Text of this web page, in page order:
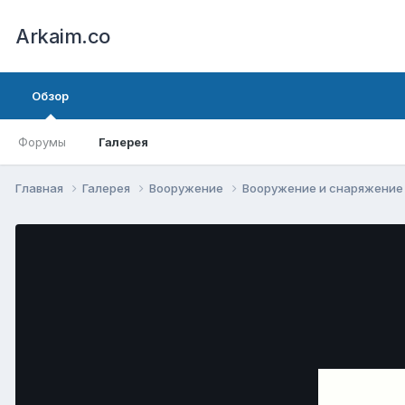
Arkaim.co
Обзор
Форумы Галерея
Главная Галерея Вооружение Вооружение и снаряжение